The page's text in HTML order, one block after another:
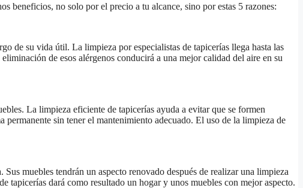
beneficios, no solo por el precio a tu alcance, sino por estas 5 razones:
de su vida útil. La limpieza por especialistas de tapicerías llega hasta las
de esos alérgenos conducirá a una mejor calidad del aire en su
La limpieza eficiente de tapicerías ayuda a evitar que se formen
sin tener el mantenimiento adecuado. El uso de la limpieza de
muebles tendrán un aspecto renovado después de realizar una limpieza
tapicerías dará como resultado un hogar y unos muebles con mejor aspecto.